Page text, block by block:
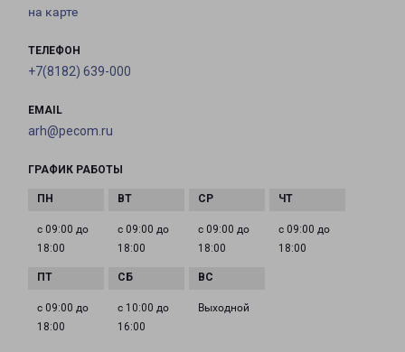
на карте
ТЕЛЕФОН
+7(8182) 639-000
EMAIL
arh@pecom.ru
ГРАФИК РАБОТЫ
с 09:00 до
18:00
с 09:00 до
18:00
с 09:00 до
18:00
с 09:00 до
18:00
с 09:00 до
18:00
с 10:00 до
16:00
Выходной